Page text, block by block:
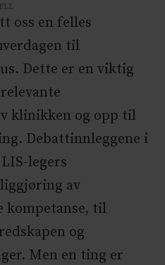
oss en felles
til
Dette er en viktig
klinikken og opp til
Debattinnleggene i
legers
av
kompetanse, til
og
Men en ting er